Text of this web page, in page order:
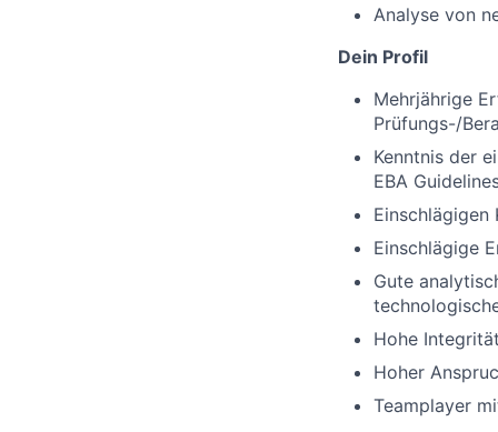
Analyse von
Dein Profil
Mehrjährige
Prüfungs-/
Kenntnis der
EBA
Einschlägigen
Einschlägige
Gute
Hohe
Hoher
Teamplayer